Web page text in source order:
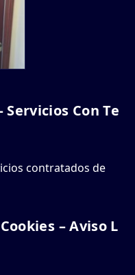
Servicios Con Te
contratados de
– Aviso L